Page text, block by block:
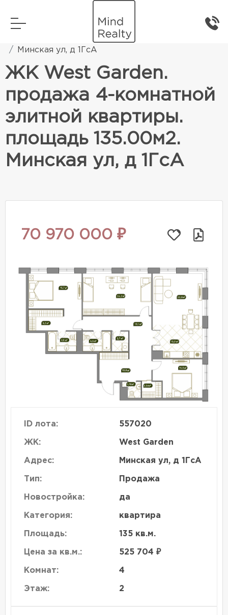
Элитная жилая недвижимость
Минская ул, д 1ГсА
ЖК West Garden.
продажа 4-комнатной
элитной квартиры.
площадь 135.00м2.
Минская ул, д 1ГсА
70 970 000 ₽
ID лота: 557020
ЖК: West Garden
Адрес: Минская ул, д 1ГсА
Тип: Продажа
Новостройка: да
Категория: квартира
Площадь: 135 кв.м.
Цена за кв.м.: 525 704 ₽
Комнат: 4
Этаж: 2